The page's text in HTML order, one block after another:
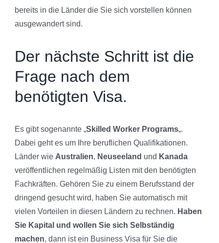
bereits in die Länder die Sie sich vorstellen können
ausgewandert sind.
Der nächste Schritt ist die
Frage nach dem
benötigten Visa.
Es gibt sogenannte „Skilled Worker Programs„.
Dabei geht es um Ihre beruflichen Qualifikationen.
Länder wie Australien, Neuseeland und Kanada
veröffentlichen regelmäßig Listen mit den benötigten
Fachkräften. Gehören Sie zu einem Berufsstand der
dringend gesucht wird, haben Sie automatisch mit
vielen Vorteilen in diesen Ländern zu rechnen. Haben
Sie Kapital und wollen Sie sich Selbständig
machen, dann ist ein Business Visa für Sie die